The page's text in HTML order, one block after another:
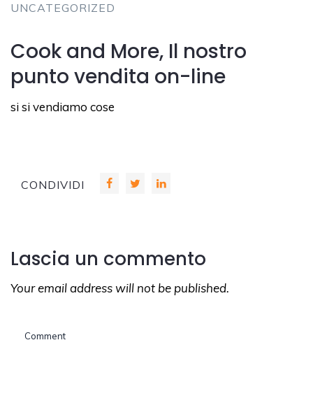
UNCATEGORIZED
Cook and More, Il nostro
punto vendita on-line
si si vendiamo cose
CONDIVIDI
Lascia un commento
Your email address will not be published.